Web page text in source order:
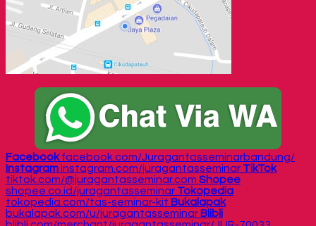
Facebook facebook.com/Juragantasseminarbandung/
Instagraminstagram.com/juragantasseminar TikTok
tiktok.com/@juragantasseminar.com Shopee
shopee.co.id/juragantasseminar Tokopedia
tokopedia.com/tas-seminar-kit Bukalapak
bukalapak.com/u/juragantasseminar Blibli